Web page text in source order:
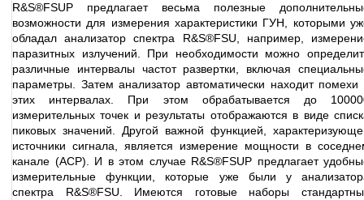
R&S®FSUP предлагает весьма полезные
возможности для измерения характеристики ГУН, которыми
обладал анализатор спектра R&S®FSU, например,
паразитных излучений. При необходимости можно
различные интервалы частот развертки, включая
параметры. Затем анализатор автоматически находит помехи
этих интервалах. При этом обрабатывается до
измерительных точек и результаты отображаются в виде
пиковых значений. Другой важной функцией,
источники сигнала, является измерение мощности в
канале (ACP). И в этом случае R&S®FSUP предлагает
измерительные функции, которые уже были у
спектра R&S®FSU. Имеются готовые наборы